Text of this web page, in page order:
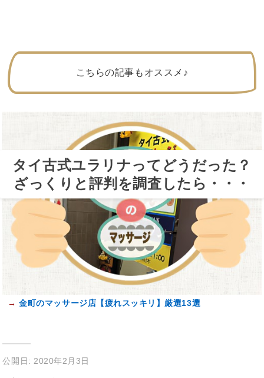
タイ古式ユラリナってどうだった？
ざっくりと評判を調査したら・・・
こちらの記事もオススメ♪
→ 金町のマッサージ店【疲れスッキリ】厳選13選
公開日: 2020年2月3日